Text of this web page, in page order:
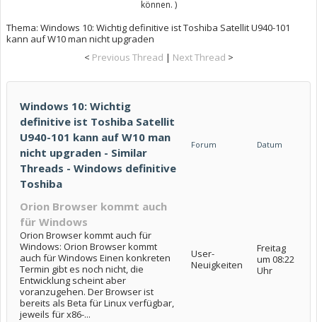
können. )
Thema: Windows 10: Wichtig definitive ist Toshiba Satellit U940-101
kann auf W10 man nicht upgraden
< Previous Thread | Next Thread >
Windows 10: Wichtig
definitive ist Toshiba Satellit
U940-101 kann auf W10 man
nicht upgraden - Similar
Threads - Windows definitive
Toshiba
Forum Datum
Orion Browser kommt auch
für Windows
Orion Browser kommt auch für
Windows: Orion Browser kommt
auch für Windows Einen konkreten
Termin gibt es noch nicht, die
Entwicklung scheint aber
voranzugehen. Der Browser ist
bereits als Beta für Linux verfügbar,
jeweils für x86-...
User-
Neuigkeiten
Freitag
um 08:22
Uhr